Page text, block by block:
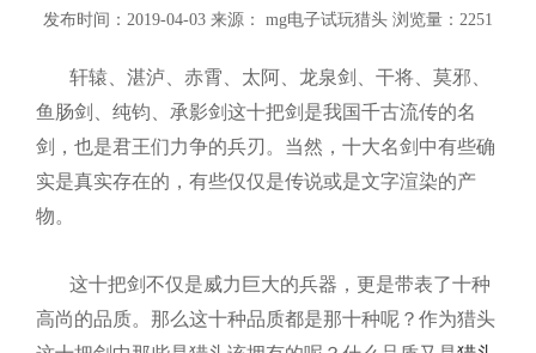
发布时间：2019-04-03 来源： mg电子试玩猎头 浏览量：2251
轩辕、湛泸、赤霄、太阿、龙泉剑、干将、莫邪、
鱼肠剑、纯钧、承影剑这十把剑是我国千古流传的名
剑，也是君王们力争的兵刃。当然，十大名剑中有些确
实是真实存在的，有些仅仅是传说或是文字渲染的产
物。
这十把剑不仅是威力巨大的兵器，更是带表了十种
高尚的品质。那么这十种品质都是那十种呢？作为猎头